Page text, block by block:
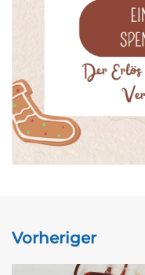
Vorheriger